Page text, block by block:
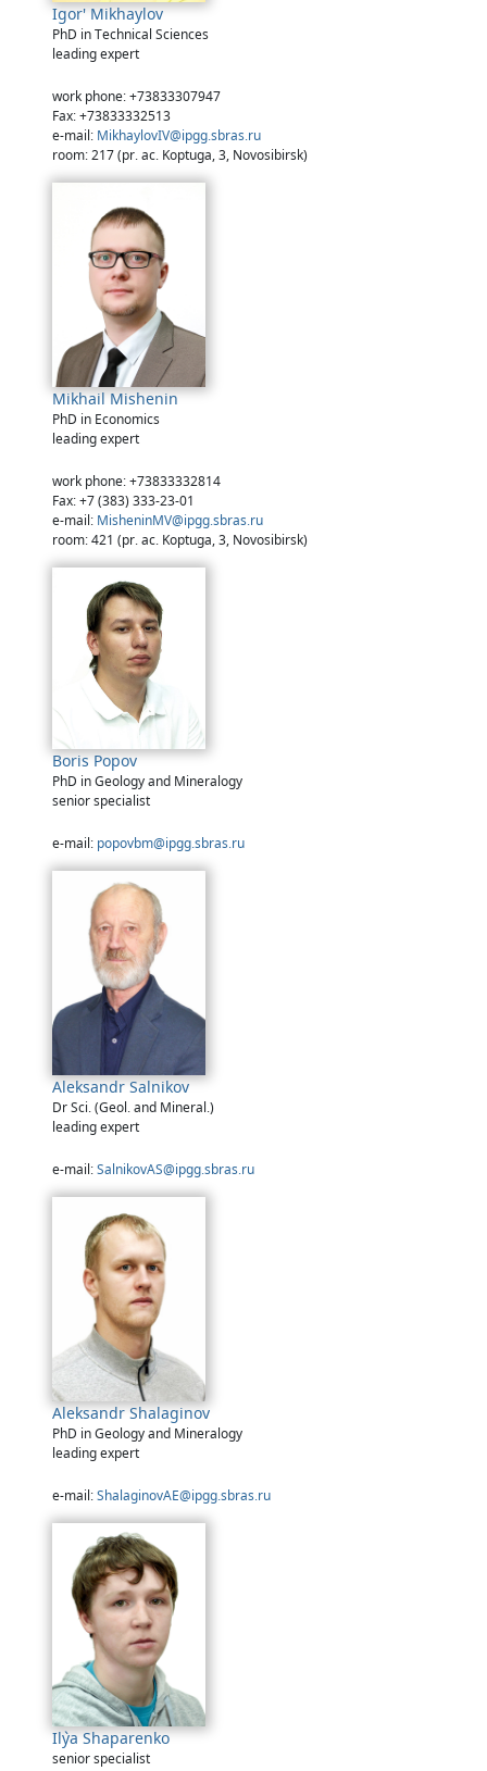
Igor' Mikhaylov
PhD in Technical Sciences
leading expert
work phone: +73833307947
Fax: +73833332513
e-mail: MikhaylovIV@ipgg.sbras.ru
room: 217 (pr. ac. Koptuga, 3, Novosibirsk)
Mikhail Mishenin
PhD in Economics
leading expert
work phone: +73833332814
Fax: +7 (383) 333-23-01
e-mail: MisheninMV@ipgg.sbras.ru
room: 421 (pr. ac. Koptuga, 3, Novosibirsk)
Boris Popov
PhD in Geology and Mineralogy
senior specialist
e-mail: popovbm@ipgg.sbras.ru
Aleksandr Salnikov
Dr Sci. (Geol. and Mineral.)
leading expert
e-mail:SalnikovAS@ipgg.sbras.ru
Aleksandr Shalaginov
PhD in Geology and Mineralogy
leading expert
e-mail:ShalaginovAE@ipgg.sbras.ru
Il`ya Shaparenko
senior specialist